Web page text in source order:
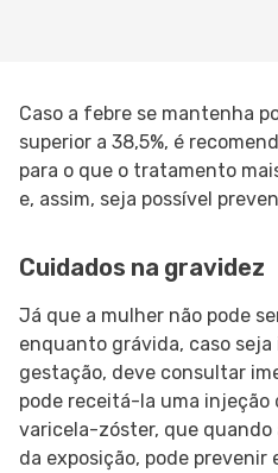
Caso a febre se mantenha
superior a 38,5%, é
para o que o tratamento
e, assim, seja possível
Cuidados na gravidez
Já que a mulher não pode
enquanto grávida, caso
gestação, deve consultar
pode receitá-la uma
varicela-zóster, que quando
da exposição, pode